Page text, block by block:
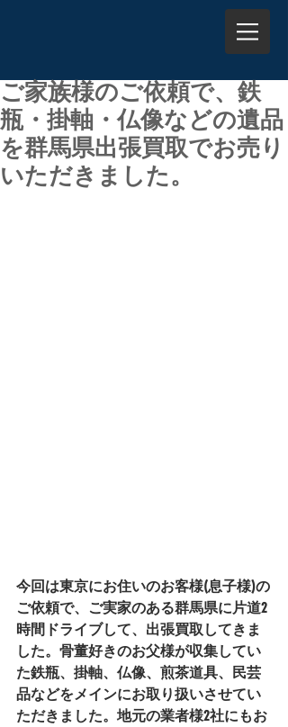
ご家族様のご依頼で、鉄
瓶・掛軸・仏像などの遺品
を群馬県出張買取でお売り
いただきました。
今回は東京にお住いのお客様(息子様)の
ご依頼で、ご実家のある群馬県に片道2
時間ドライブして、出張買取してきま
した。骨董好きのお父様が収集してい
た鉄瓶、掛軸、仏像、煎茶道具、民芸
品などをメインにお取り扱いさせてい
ただきました。地元の業者様2社にもお